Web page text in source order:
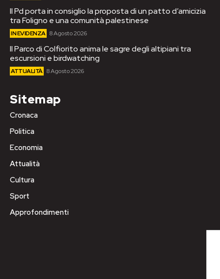
Il Pd porta in consiglio la proposta di un patto d’amicizia
tra Foligno e una comunità palestinese
IN EVIDENZA 8 Agosto 2026
Il Parco di Colfiorito anima le sagre degli altipiani tra
escursioni e birdwatching
ATTUALITÀ 8 Agosto 2026
Sitemap
Cronaca
Politica
Economia
Attualità
Cultura
Sport
Approfondimenti